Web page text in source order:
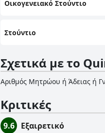
Οικογενειακό Στούντιο
Στούντιο
Σχετικά με το
Αριθμός Μητρώου ή Άδειας ή
Κριτικές
9.6 Εξαιρετικό